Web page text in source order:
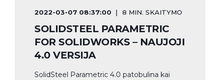
2022-03-07 08:37:00 8 MIN. SKAITYMO
SOLIDSTEEL PARAMETRIC
FOR SOLIDWORKS – NAUJOJI
4.0 VERSIJA
SolidSteel Parametric 4.0 patobulina kai